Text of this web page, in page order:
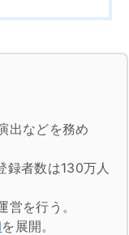
出などを務め
録者数は130万人
営を行う。
を展開。